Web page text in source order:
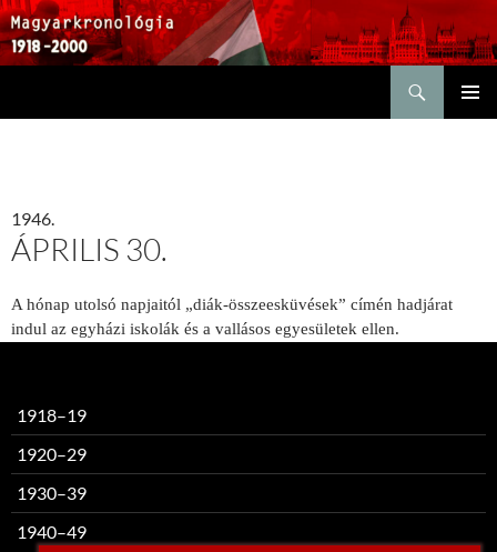
1946.
ÁPRILIS 30.
A hónap utolsó napjaitól „diák-összeesküvések” címén hadjárat
indul az egyházi iskolák és a vallásos egyesületek ellen.
1918–19
1920–29
1930–39
1940–49